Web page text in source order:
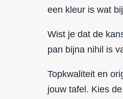
een kleur is wat
Wist je dat de
pan bijna nihil is
Topkwaliteit en
jouw tafel. Kies